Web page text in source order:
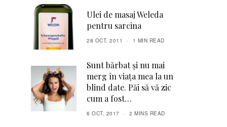
Ulei de masaj Weleda
pentru sarcina
28 OCT. 2011 1 MIN READ
Sunt bărbat și nu mai
merg în viața mea la un
blind date. Păi să vă zic
cum a fost…
6 OCT. 2017 2 MINS READ